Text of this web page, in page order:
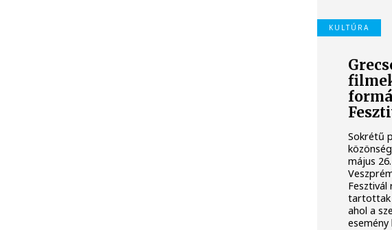
KULTÚRA
Sokrétű
május
tartottak
ahol a